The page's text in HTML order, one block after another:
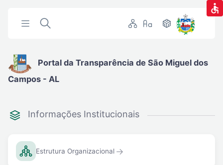
Portal da Transparência de São Miguel dos
Campos - AL
Informações Institucionais
Estrutura Organizacional